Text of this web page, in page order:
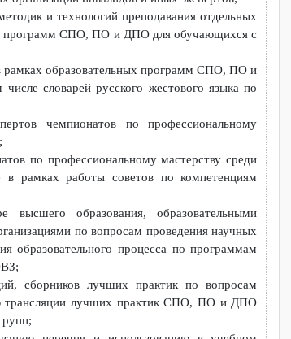
учебников, учебно-методических пособий;
по вопросам сопровождения
в том числе по использованию
программных средств для обучения лиц с
организаций инвалидов и иных
методик и технологий преподавания
программ СПО, ПО и ДПО для
в рамках образовательных программ СПО,
числе словарей русского жестового
экспертов чемпионатов по
по профессиональному мастерству
в рамках работы советов по
высшего образования,
организациями по вопросам проведения